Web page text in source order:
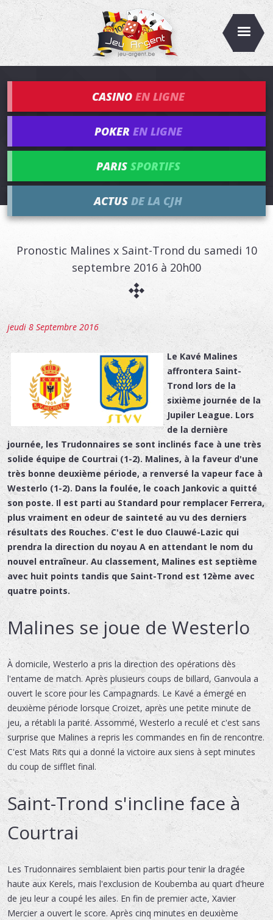
CASINO EN LIGNE
POKER EN LIGNE
PARIS SPORTIFS
ACTUS DE LA CJH
Pronostic Malines x Saint-Trond du samedi 10
septembre 2016 à 20h00
jeudi 8 Septembre 2016
Le Kavé Malines
affrontera Saint-
Trond lors de la
sixième journée de la
Jupiler League. Lors
de la dernière
journée, les Trudonnaires se sont inclinés face à une très
solide équipe de Courtrai (1-2). Malines, à la faveur d'une
très bonne deuxième période, a renversé la vapeur face à
Westerlo (1-2). Dans la foulée, le coach Jankovic a quitté
son poste. Il est parti au Standard pour remplacer Ferrera,
plus vraiment en odeur de sainteté au vu des derniers
résultats des Rouches. C'est le duo Clauwé-Lazic qui
prendra la direction du noyau A en attendant le nom du
nouvel entraîneur. Au classement, Malines est septième
avec huit points tandis que Saint-Trond est 12ème avec
quatre points.
Malines se joue de Westerlo
À domicile, Westerlo a pris la direction des opérations dès
l'entame de match. Après plusieurs coups de billard, Ganvoula a
ouvert le score pour les Campagnards. Le Kavé a émergé en
deuxième période lorsque Croizet, après une petite minute de
jeu, a rétabli la parité. Assommé, Westerlo a reculé et c'est sans
surprise que Malines a repris les commandes en fin de rencontre.
C'est Mats Rits qui a donné la victoire aux siens à sept minutes
du coup de sifflet final.
Saint-Trond s'incline face à
Courtrai
Les Trudonnaires semblaient bien partis pour tenir la dragée
haute aux Kerels, mais l'exclusion de Koubemba au quart d'heure
de jeu leur a coupé les ailes. En fin de premier acte, Xavier
Mercier a ouvert le score. Après cinq minutes en deuxième